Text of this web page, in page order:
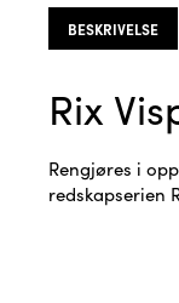
BESKRIVELSE
Rix
Rengjøres i
redskapserien